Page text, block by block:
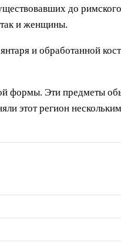
до
и женщины.
и обработанной
формы. Эти предметы
этот регион